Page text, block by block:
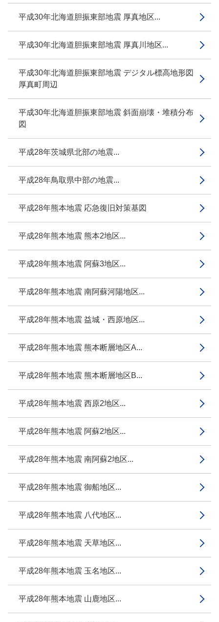
平成30年北海道胆振東部地震 厚真地区...
平成30年北海道胆振東部地震 厚真川地区...
平成30年北海道胆振東部地震 デジタル標高地形図
厚真町周辺
平成30年北海道胆振東部地震 斜面崩壊・堆積分布
図
平成28年茨城県北部の地震...
平成28年鳥取県中部の地震...
平成28年熊本地震 応急復旧対策基図
平成28年熊本地震 熊本2地区...
平成28年熊本地震 阿蘇3地区...
平成28年熊本地震 南阿蘇河陽地区...
平成28年熊本地震 益城・西原地区...
平成28年熊本地震 熊本断層地区A...
平成28年熊本地震 熊本断層地区B...
平成28年熊本地震 西原2地区...
平成28年熊本地震 阿蘇2地区...
平成28年熊本地震 南阿蘇2地区...
平成28年熊本地震 御船地区...
平成28年熊本地震 八代地区...
平成28年熊本地震 天草地区...
平成28年熊本地震 玉名地区...
平成28年熊本地震 山鹿地区...